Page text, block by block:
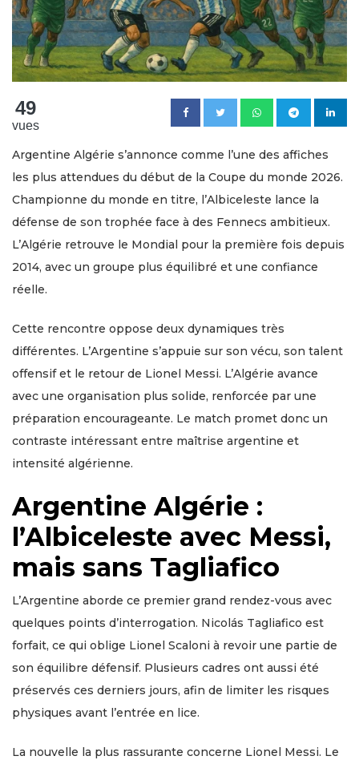
49
vues
Argentine Algérie s’annonce comme l’une des affiches
les plus attendues du début de la Coupe du monde 2026.
Championne du monde en titre, l’Albiceleste lance la
défense de son trophée face à des Fennecs ambitieux.
L’Algérie retrouve le Mondial pour la première fois depuis
2014, avec un groupe plus équilibré et une confiance
réelle.
Cette rencontre oppose deux dynamiques très
différentes. L’Argentine s’appuie sur son vécu, son talent
offensif et le retour de Lionel Messi. L’Algérie avance
avec une organisation plus solide, renforcée par une
préparation encourageante. Le match promet donc un
contraste intéressant entre maîtrise argentine et
intensité algérienne.
Argentine Algérie :
l’Albiceleste avec Messi,
mais sans Tagliafico
L’Argentine aborde ce premier grand rendez-vous avec
quelques points d’interrogation. Nicolás Tagliafico est
forfait, ce qui oblige Lionel Scaloni à revoir une partie de
son équilibre défensif. Plusieurs cadres ont aussi été
préservés ces derniers jours, afin de limiter les risques
physiques avant l’entrée en lice.
La nouvelle la plus rassurante concerne Lionel Messi. Le